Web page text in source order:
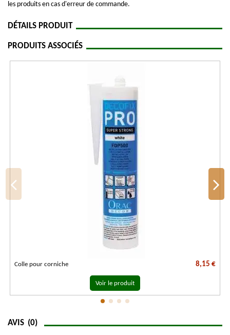
les produits en cas d'erreur de commande.
DÉTAILS PRODUIT
PRODUITS ASSOCIÉS
Colle pour corniche 8,15 €
Voir le produit
AVIS (0)